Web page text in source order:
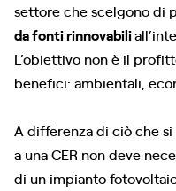
settore che scelgono di
da fonti rinnovabili
L’obiettivo non è il
benefici: ambientali,
A differenza di ciò che
a una CER non deve
di un impianto